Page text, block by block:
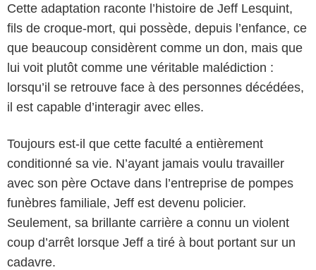
Cette adaptation raconte l’histoire de Jeff Lesquint,
fils de croque-mort, qui possède, depuis l’enfance, ce
que beaucoup considèrent comme un don, mais que
lui voit plutôt comme une véritable malédiction :
lorsqu’il se retrouve face à des personnes décédées,
il est capable d’interagir avec elles.
Toujours est-il que cette faculté a entièrement
conditionné sa vie. N’ayant jamais voulu travailler
avec son père Octave dans l’entreprise de pompes
funèbres familiale, Jeff est devenu policier.
Seulement, sa brillante carrière a connu un violent
coup d’arrêt lorsque Jeff a tiré à bout portant sur un
cadavre.